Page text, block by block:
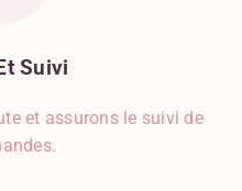
Suivi
et assurons le suivi de